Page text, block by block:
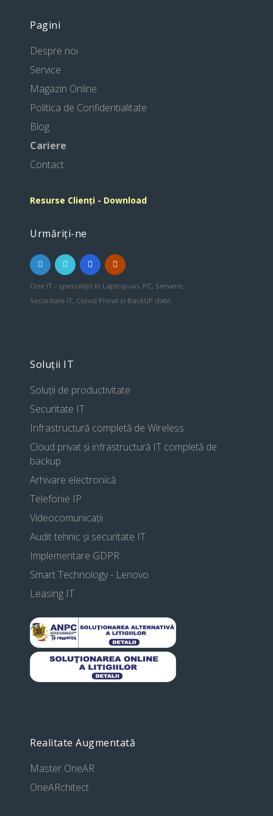
Pagini
Despre noi
Service
Magazin Online
Politica de Confidentialitate
Blog
Cariere
Contact
Resurse Clienți - Download
Urmăriți-ne
One IT - specialiști în Laptop-uri, PC, Servere,
Securitate IT, Cloud Privat și BackUP date.
Soluții IT
Soluții de productivitate
Securitate IT
Infrastructură completă de Wireless
Cloud privat și infrastructură IT completă de
backup
Arhivare electronică
Telefonie IP
Videocomunicații
Audit tehnic și securitate IT
Implementare GDPR
Smart Technology - Lenovo
Leasing IT
Realitate Augmentată
Master OneAR
OneARchitect